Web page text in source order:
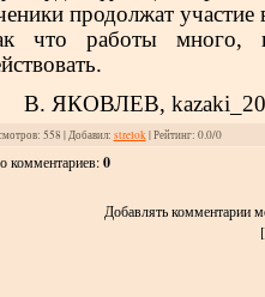
продолжат участие
что работы много,
В. ЯКОВЛЕВ,
: 558 |Добавил: strelok|Рейтинг: 0.0/0
комментариев:0
Добавлять комментарии
[